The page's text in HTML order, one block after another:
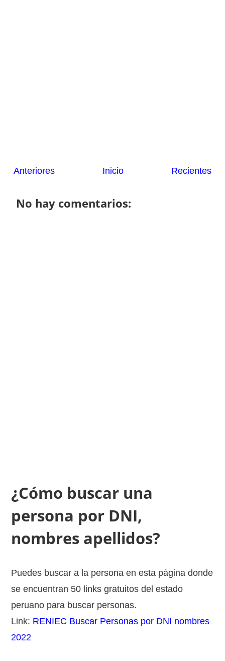
Recientes
Anteriores Inicio
No hay comentarios:
¿Cómo buscar una
persona por DNI,
nombres apellidos?
Puedes buscar a la persona en esta página donde
se encuentran 50 links gratuitos del estado
peruano para buscar personas.
Link: RENIEC Buscar Personas por DNI nombres
2022